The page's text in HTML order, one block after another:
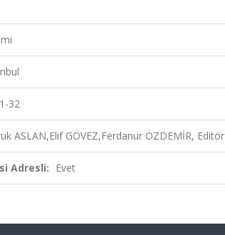
32
ASLAN,Elif GÖVEZ,Ferdanur ÖZDEMİR, Editör
Adresli: Evet